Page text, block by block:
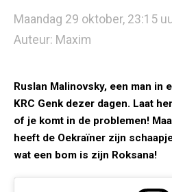
Maandag 29 oktober, 23:15
Auteur: Maxim
Ruslan Malinovsky, een man in
KRC Genk dezer dagen. Laat
of je komt in de problemen!
heeft de Oekraïner zijn
wat een bom is zijn Roksana!